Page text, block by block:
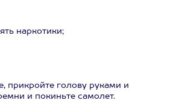
наркотики;
прикройте голову руками и
и покиньте самолет.